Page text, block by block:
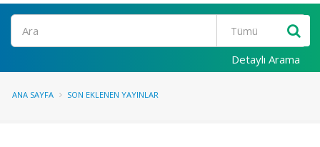
Ara
Detaylı Arama
ANA SAYFA SON EKLENEN YAYINLAR